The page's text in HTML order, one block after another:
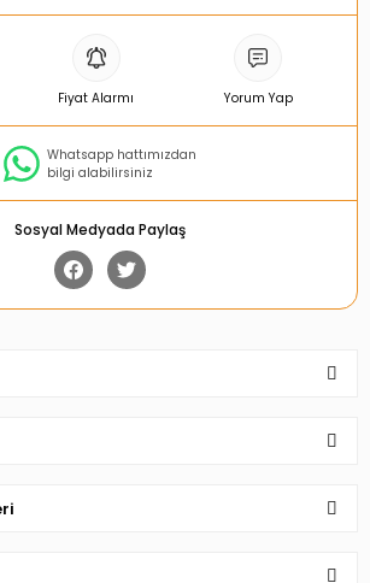
Fiyat Alarmı Yorum Yap
Whatsapp hattımızdan
bilgi alabilirsiniz
Sosyal Medyada Paylaş